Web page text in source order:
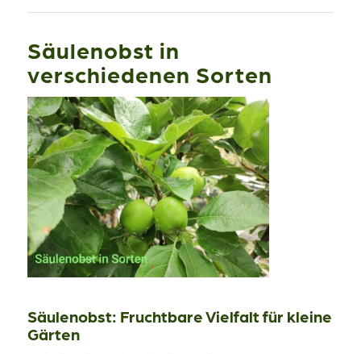
Säulenobst in
verschiedenen Sorten
Säulenobst: Fruchtbare Vielfalt für kleine
Gärten